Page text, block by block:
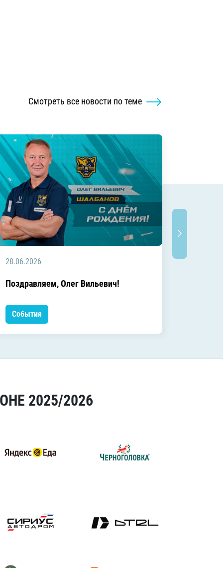
Смотреть все новости по теме
28.06.2026
Поздравляем, Олег Вильевич!
События
2025/2026